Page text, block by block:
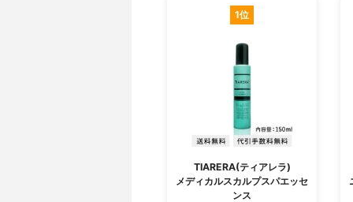
1位
TIARERA(ティアレラ)
メディカルスカルプスパエッセ
ンス